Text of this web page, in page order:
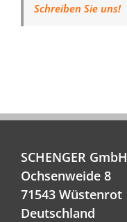
Schreiben Sie uns!
SCHENGER GmbH
Ochsenweide 8
71543 Wüstenrot
Deutschland